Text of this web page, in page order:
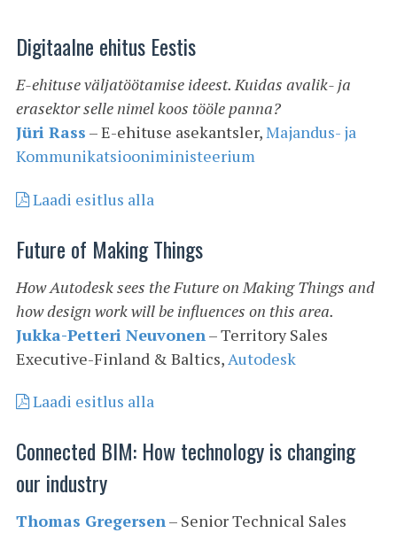
Digitaalne ehitus Eestis
E-ehituse väljatöötamise ideest. Kuidas avalik- ja
erasektor selle nimel koos tööle panna?
Jüri Rass – E-ehituse asekantsler,Majandus- ja
Kommunikatsiooniministeerium
Laadi esitlus alla
Future of Making Things
How Autodesk sees the Future on Making Things and
how design work will be influences on this area.
Jukka-Petteri Neuvonen – Territory Sales
Executive-Finland & Baltics, Autodesk
Laadi esitlus alla
Connected BIM: How technology is changing
our industry
Thomas Gregersen– Senior Technical Sales